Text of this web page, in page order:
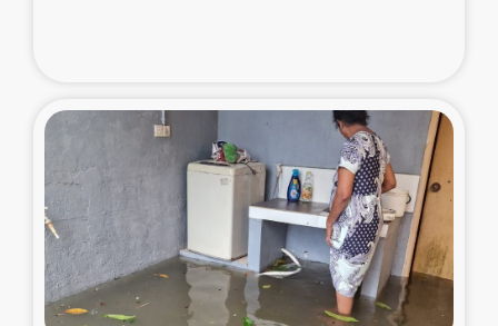
タイ国境ミャンマー移民子ども支援
漁民によるマングローブ植林活動
レバノンでのシリア難民への食糧・越冬支援
レバノンにおける緊急支援